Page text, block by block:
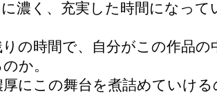
濃く、充実した時間になって
りの時間で、自分がこの作品
か。
厚にこの舞台を煮詰めていける